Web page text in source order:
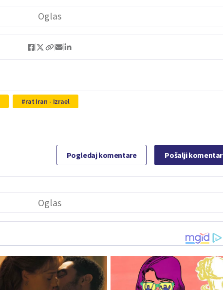
rat Iran - Izrael
Pogledaj komentare Pošalji komentar